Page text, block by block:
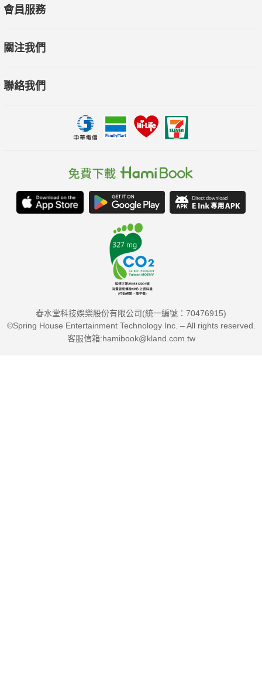
會員服務
關注我們
聯絡我們
春水堂科技娛樂股份有限公司(統一編號：70476915)
©Spring House Entertainment Technology Inc. – All rights reserved.
客服信箱:hamibook@kland.com.tw